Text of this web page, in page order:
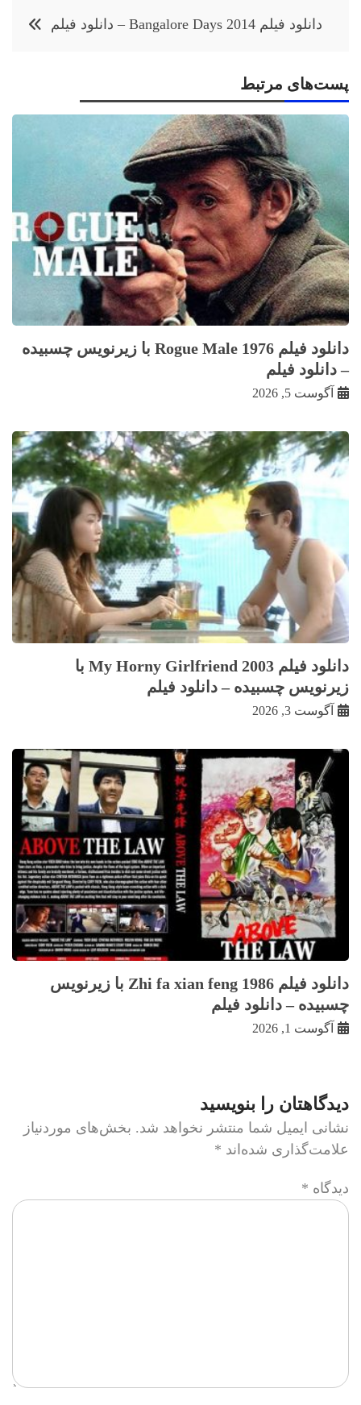
دانلود فیلم Bangalore Days 2014 – دانلود فیلم
پست‌های مرتبط
دانلود فیلم Rogue Male 1976 با زيرنويس چسبيده
– دانلود فیلم
آگوست 5, 2026
دانلود فیلم My Horny Girlfriend 2003 با
زيرنويس چسبيده – دانلود فیلم
آگوست 3, 2026
دانلود فیلم Zhi fa xian feng 1986 با زيرنويس
چسبيده – دانلود فیلم
آگوست 1, 2026
دیدگاهتان را بنویسید
نشانی ایمیل شما منتشر نخواهد شد. بخش‌های موردنیاز
علامت‌گذاری شده‌اند *
دیدگاه *